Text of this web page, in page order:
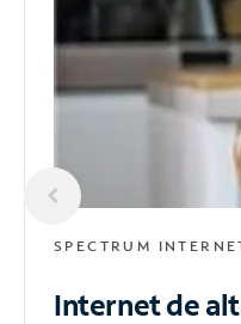
SPECTRUM
Internet de